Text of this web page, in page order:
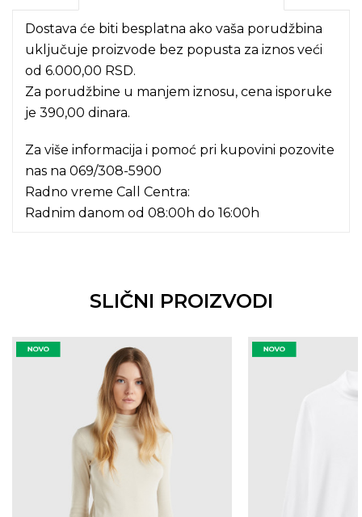
Dostava će biti besplatna ako vaša porudžbina
uključuje proizvode bez popusta za iznos veći
od 6.000,00 RSD.
Za porudžbine u manjem iznosu, cena isporuke
je 390,00 dinara.
Za više informacija i pomoć pri kupovini pozovite
nas na 069/308-5900
Radno vreme Call Centra:
Radnim danom od 08:00h do 16:00h
SLIČNI PROIZVODI